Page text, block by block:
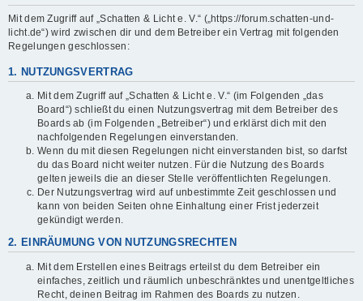
Mit dem Zugriff auf „Schatten & Licht e. V.“ („https://forum.schatten-und-
licht.de“) wird zwischen dir und dem Betreiber ein Vertrag mit folgenden
Regelungen geschlossen:
1. NUTZUNGSVERTRAG
Mit dem Zugriff auf „Schatten & Licht e. V.“ (im Folgenden „das
Board“) schließt du einen Nutzungsvertrag mit dem Betreiber des
Boards ab (im Folgenden „Betreiber“) und erklärst dich mit den
nachfolgenden Regelungen einverstanden.
Wenn du mit diesen Regelungen nicht einverstanden bist, so darfst
du das Board nicht weiter nutzen. Für die Nutzung des Boards
gelten jeweils die an dieser Stelle veröffentlichten Regelungen.
Der Nutzungsvertrag wird auf unbestimmte Zeit geschlossen und
kann von beiden Seiten ohne Einhaltung einer Frist jederzeit
gekündigt werden.
2. EINRÄUMUNG VON NUTZUNGSRECHTEN
Mit dem Erstellen eines Beitrags erteilst du dem Betreiber ein
einfaches, zeitlich und räumlich unbeschränktes und unentgeltliches
Recht, deinen Beitrag im Rahmen des Boards zu nutzen.